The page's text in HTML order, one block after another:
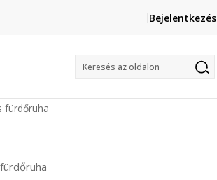
Lépj velünk kapcsolatba
online@sport-vision.huBejelentkezés
Keresés az oldalon
fürdőruha